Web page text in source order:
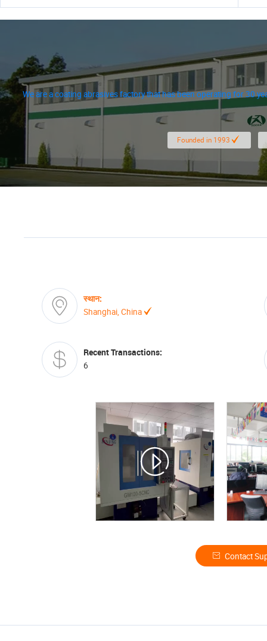
We are a coating abrasives factory that has been operating for 30
We
Founded in 1993
स्‍थान:
Shanghai, China
Recent Transactions:
6
Contact